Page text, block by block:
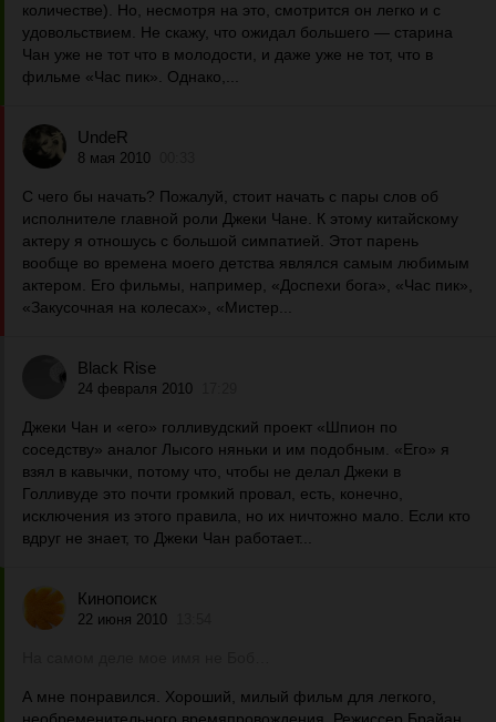
количестве). Но, несмотря на это, смотрится он легко и с
удовольствием. Не скажу, что ожидал большего — старина
Чан уже не тот что в молодости, и даже уже не тот, что в
фильме «Час пик». Однако,...
UndeR
8 мая 2010
С чего бы начать? Пожалуй, стоит начать с пары слов об
исполнителе главной роли Джеки Чане. К этому китайскому
актеру я отношусь с большой симпатией. Этот парень
вообще во времена моего детства являлся самым любимым
актером. Его фильмы, например, «Доспехи бога», «Час пик»,
«Закусочная на колесах», «Мистер...
Black Rise
24 февраля 2010
Джеки Чан и «его» голливудский проект «Шпион по
соседству» аналог Лысого няньки и им подобным. «Его» я
взял в кавычки, потому что, чтобы не делал Джеки в
Голливуде это почти громкий провал, есть, конечно,
исключения из этого правила, но их ничтожно мало. Если кто
вдруг не знает, то Джеки Чан работает...
Кинопоиск
22 июня 2010
А мне понравился. Хороший, милый фильм для легкого,